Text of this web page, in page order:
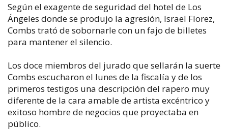
Según el exagente de seguridad del hotel de Los
Ángeles donde se produjo la agresión, Israel Florez,
Combs trató de sobornarle con un fajo de billetes
para mantener el silencio.
Los doce miembros del jurado que sellarán la suerte
Combs escucharon el lunes de la fiscalía y de los
primeros testigos una descripción del rapero muy
diferente de la cara amable de artista excéntrico y
exitoso hombre de negocios que proyectaba en
público.